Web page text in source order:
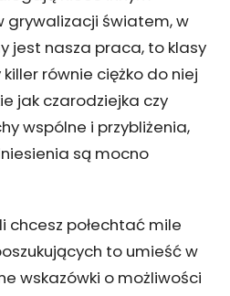
grywalizacji światem, w
jest nasza praca, to klasy
równie ciężko do niej
jak czarodziejka czy
wspólne i przybliżenia,
są mocno
chcesz połechtać mile
to umieść w
wskazówki o możliwości